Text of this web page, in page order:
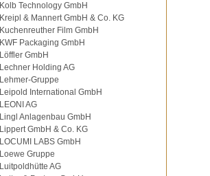
Kolb Technology GmbH
Kreipl & Mannert GmbH & Co. KG
Kuchenreuther Film GmbH
KWF Packaging GmbH
Löffler GmbH
Lechner Holding AG
Lehmer-Gruppe
Leipold International GmbH
LEONI AG
Lingl Anlagenbau GmbH
Lippert GmbH & Co. KG
LOCUMI LABS GmbH
Loewe Gruppe
Luitpoldhütte AG